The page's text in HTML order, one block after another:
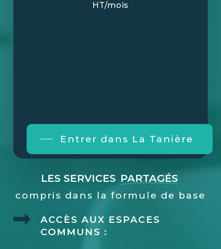
HT/mois
Entrer dans La Tanière
LES SERVICES PARTAGÉS
compris dans la formule de base
ACCÈS AUX ESPACES
COMMUNS :